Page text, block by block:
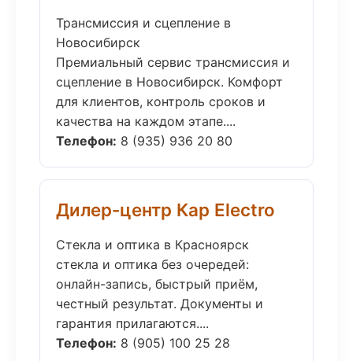
Трансмиссия и сцепление в
Новосибирск
Премиальный сервис трансмиссия и
сцепление в Новосибирск. Комфорт
для клиентов, контроль сроков и
качества на каждом этапе....
Телефон: 8 (935) 936 20 80
Дилер-центр Кар Electro
Стекла и оптика в Красноярск
стекла и оптика без очередей:
онлайн-запись, быстрый приём,
честный результат. Документы и
гарантия прилагаются....
Телефон: 8 (905) 100 25 28